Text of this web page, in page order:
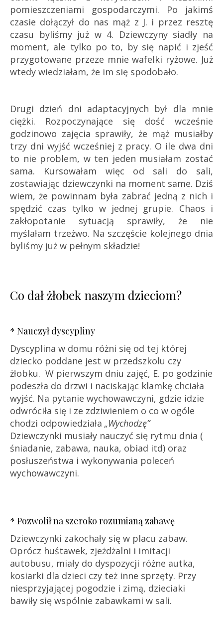
pomieszczeniami gospodarczymi. Po jakimś
czasie dołączył do nas mąż z J. i przez resztę
czasu byliśmy już w 4. Dziewczyny siadły na
moment, ale tylko po to, by się napić i zjeść
przygotowane przeze mnie wafelki ryżowe. Już
wtedy wiedziałam, że im się spodobało.
Drugi dzień dni adaptacyjnych był dla mnie
ciężki. Rozpoczynające się dość wcześnie
godzinowo zajęcia sprawiły, że mąż musiałby
trzy dni wyjść wcześniej z pracy. O ile dwa dni
to nie problem, w ten jeden musiałam zostać
sama. Kursowałam więc od sali do sali,
zostawiając dziewczynki na moment same. Dziś
wiem, że powinnam była zabrać jedną z nich i
spędzić czas tylko w jednej grupie. Chaos i
zakłopotanie sytuacją sprawiły, że nie
myślałam trzeźwo. Na szczęście kolejnego dnia
byliśmy już w pełnym składzie!
Co dał żłobek naszym dzieciom?
* Nauczył dyscypliny
Dyscyplina w domu różni się od tej której
dziecko poddane jest w przedszkolu czy
żłobku. W pierwszym dniu zajęć, E. po godzinie
podeszła do drzwi i naciskając klamkę chciała
wyjść. Na pytanie wychowawczyni, gdzie idzie
odwróciła się i ze zdziwieniem o co w ogóle
chodzi odpowiedziała „Wychodzę”
Dziewczynki musiały nauczyć się rytmu dnia (
śniadanie, zabawa, nauka, obiad itd) oraz
posłuszeństwa i wykonywania poleceń
wychowawczyni.
* Pozwolił na szeroko rozumianą zabawę
Dziewczynki zakochały się w placu zabaw.
Oprócz huśtawek, zjeżdżalni i imitacji
autobusu, miały do dyspozycji różne autka,
kosiarki dla dzieci czy też inne sprzęty. Przy
niesprzyjającej pogodzie i zimą, dzieciaki
bawiły się wspólnie zabawkami w sali.